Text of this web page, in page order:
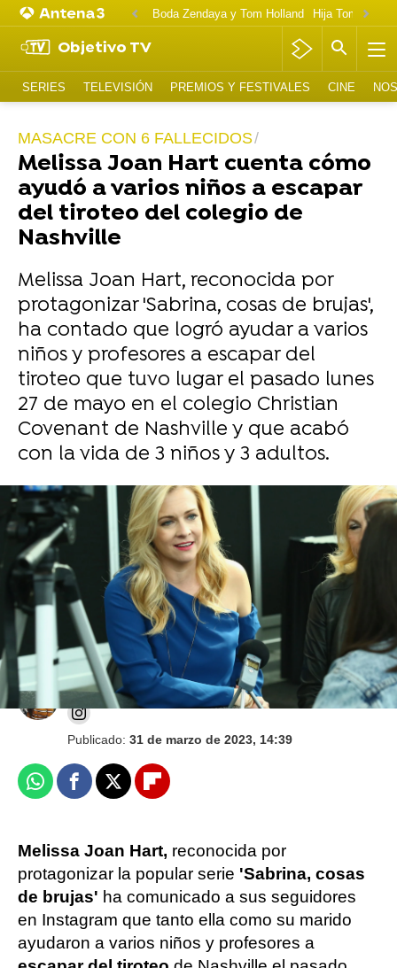
Boda Zendaya y Tom Holland Hija Tom
Objetivo TV
SERIES TELEVISIÓN PREMIOS Y FESTIVALES CINE
MASACRE CON 6 FALLECIDOS
Melissa Joan Hart cuenta cómo
ayudó a varios niños a escapar
del tiroteo del colegio de
Nashville
Melissa Joan Hart, reconocida por
protagonizar 'Sabrina, cosas de brujas',
ha contado que logró ayudar a varios
niños y profesores a escapar del
tiroteo que tuvo lugar el pasado lunes
27 de mayo en el colegio Christian
Covenant de Nashville y que acabó
con la vida de 3 niños y 3 adultos.
Cómo pasa el tiempo: Así celebra Melissa
Joan Hart el 25 aniversario de 'Sabrina,
Cosas de brujas'
Laura Moreno
Publicado: 31 de marzo de 2023, 14:39
WhatsappFacebook
X Flipboard
Melissa Joan Hart, reconocida por
protagonizar la popular serie 'Sabrina, cosas
de brujas' ha comunicado a sus seguidores
en Instagram que tanto ella como su marido
ayudaron a varios niños y profesores a